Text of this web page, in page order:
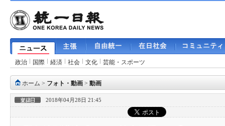
政治 国際 経済 社会 文化 芸能・スポーツ
ホーム > フォト・動画 > 動画
2018年04月28日 21:45